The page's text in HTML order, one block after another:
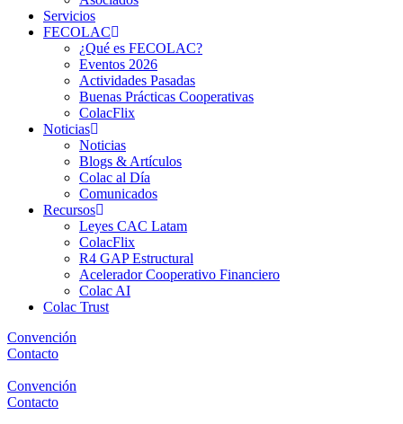
Servicios
FECOLAC
¿Qué es FECOLAC?
Eventos 2026
Actividades Pasadas
Buenas Prácticas Cooperativas
ColacFlix
Noticias
Noticias
Blogs & Artículos
Colac al Día
Comunicados
Recursos
Leyes CAC Latam
ColacFlix
R4 GAP Estructural
Acelerador Cooperativo Financiero
Colac AI
Colac Trust
Convención
Contacto
Convención
Contacto